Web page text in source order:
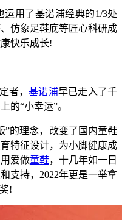
用了基诺浦经典的1/3处
仿象足鞋底等匠心科研成
快乐成长!
者，基诺浦早已走入了千
的“小幸运”。
的理念，改变了国内童鞋
特征设计，为小脚健康成
爱做童鞋，十几年如一日
支持，2022年更是一举拿
!